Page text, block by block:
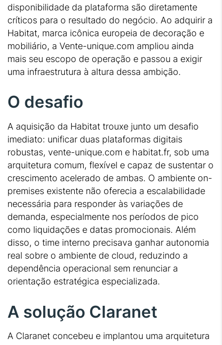
disponibilidade da plataforma são diretamente
críticos para o resultado do negócio. Ao adquirir a
Habitat, marca icônica europeia de decoração e
mobiliário, a Vente-unique.com ampliou ainda
mais seu escopo de operação e passou a exigir
uma infraestrutura à altura dessa ambição.
O desafio
A aquisição da Habitat trouxe junto um desafio
imediato: unificar duas plataformas digitais
robustas, vente-unique.com e habitat.fr, sob uma
arquitetura comum, flexível e capaz de sustentar o
crescimento acelerado de ambas. O ambiente on-
premises existente não oferecia a escalabilidade
necessária para responder às variações de
demanda, especialmente nos períodos de pico
como liquidações e datas promocionais. Além
disso, o time interno precisava ganhar autonomia
real sobre o ambiente de cloud, reduzindo a
dependência operacional sem renunciar a
orientação estratégica especializada.
A solução Claranet
A Claranet concebeu e implantou uma arquitetura